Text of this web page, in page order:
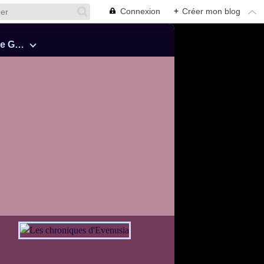
Connexion + Créer mon blog
Cinquante Nuances de Grey